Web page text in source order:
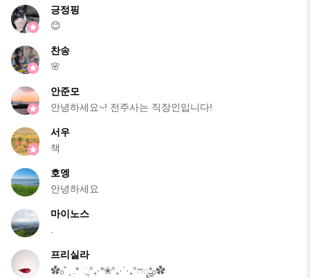
긍정핑
😊
찬송
🌸
안준모
안녕하세요~! 전주사는 직장인입니다!
서우
책
호엥
안녕하세요
마이노스
프리실라
✿ₒ˚ ͙ .* ૢ°₊·*❀°₊·ˈ·₊°ෆೄ*ₒ✿